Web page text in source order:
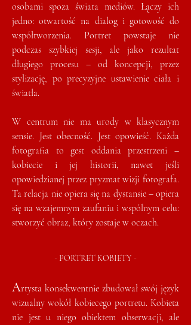
osobami spoza świata mediów. Łączy ich
jedno: otwartość na dialog i gotowość do
współtworzenia. Portret powstaje nie
podczas szybkiej sesji, ale jako rezultat
długiego procesu – od koncepcji, przez
stylizację, po precyzyjne ustawienie ciała i
światła.
W centrum nie ma urody w klasycznym
sensie. Jest obecność. Jest opowieść. Każda
fotografia to gest oddania przestrzeni –
kobiecie i jej historii, nawet jeśli
opowiedzianej przez pryzmat wizji fotografa.
Ta relacja nie opiera się na dystansie – opiera
się na wzajemnym zaufaniu i wspólnym celu:
stworzyć obraz, który zostaje w oczach.
- PORTRET KOBIETY -
Artysta konsekwentnie zbudował swój język
wizualny wokół kobiecego portretu. Kobieta
nie jest u niego obiektem obserwacji, ale